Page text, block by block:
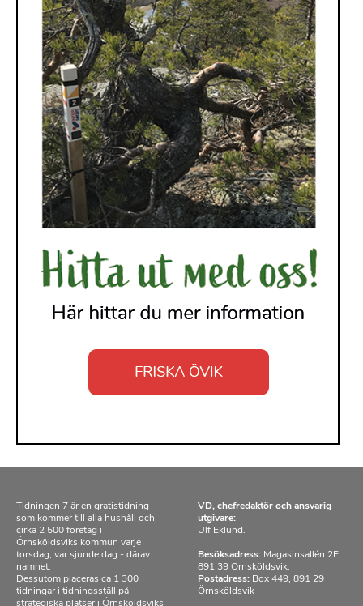
Tidningen 7 är en gratistidning
som kommer till alla hushåll och
cirka 2 500 företag i
Örnsköldsviks kommun varje
torsdag, var sjunde dag - därav
namnet.
Dessutom placeras ca 1 300
tidningar i tidningsställ på
strategiska platser i Örnsköldsviks
VD, chefredaktör och ansvarig
utgivare:
Ulf Eklund.
Besöksadress: Magasinsallén 2E,
891 39 Örnsköldsvik.
Postadress: Box 449, 891 29
Örnsköldsvik